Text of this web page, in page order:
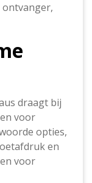
ontvanger,
draagt bij
voor
opties,
en
voor